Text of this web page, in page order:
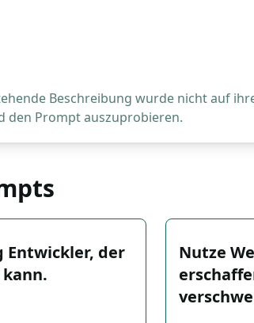
Beschreibung wurde nicht auf
den Prompt auszuprobieren.
Entwickler, der
Nutze